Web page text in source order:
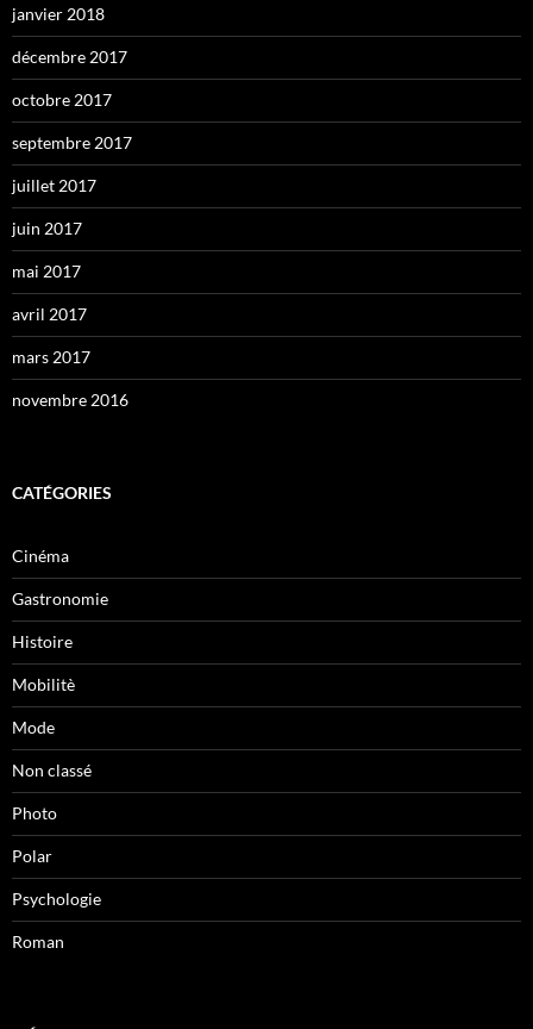
janvier 2018
décembre 2017
octobre 2017
septembre 2017
juillet 2017
juin 2017
mai 2017
avril 2017
mars 2017
novembre 2016
CATÉGORIES
Cinéma
Gastronomie
Histoire
Mobilitè
Mode
Non classé
Photo
Polar
Psychologie
Roman